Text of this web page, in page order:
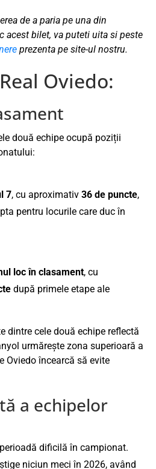
de a paria pe una din
acest bilet, va puteti uita si peste
prezenta pe site-ul nostru.
Oviedo:
două echipe ocupă poziții
7, cu aproximativ 36 de puncte,
pentru locurile care duc în
loc în clasament, cu
după primele etape ale
dintre cele două echipe reflectă
urmărește zona superioară a
Oviedo încearcă să evite
a echipelor
dificilă în campionat.
niciun meci în 2026, având